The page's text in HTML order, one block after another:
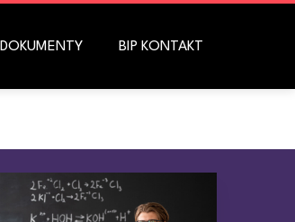
DOKUMENTY BIP KONTAKT